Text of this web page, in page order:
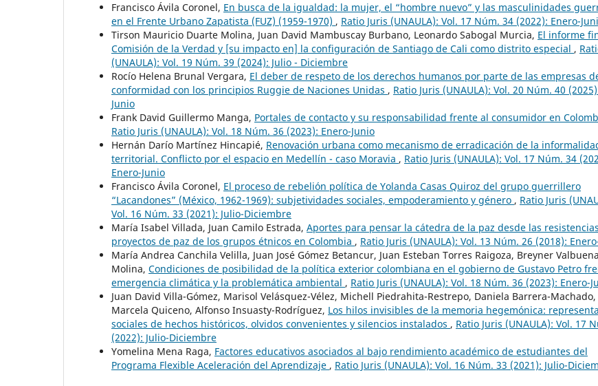
Francisco Ávila Coronel, En busca de la igualdad: la mujer, el “hombre nuevo” y las masculinidades
en el Frente Urbano Zapatista (FUZ) (1959-1970) , Ratio Juris (UNAULA): Vol. 17 Núm. 34 (2022): Enero-
Tirson Mauricio Duarte Molina, Juan David Mambuscay Burbano, Leonardo Sabogal Murcia, El informe
Comisión de la Verdad y [su impacto en] la configuración de Santiago de Cali como distrito especial ,
(UNAULA): Vol. 19 Núm. 39 (2024): Julio - Diciembre
Rocío Helena Brunal Vergara, El deber de respeto de los derechos humanos por parte de las empresas
conformidad con los principios Ruggie de Naciones Unidas , Ratio Juris (UNAULA): Vol. 20 Núm. 40
Junio
Frank David Guillermo Manga, Portales de contacto y su responsabilidad frente al consumidor en
Ratio Juris (UNAULA): Vol. 18 Núm. 36 (2023): Enero-Junio
Hernán Darío Martínez Hincapié, Renovación urbana como mecanismo de erradicación de la
territorial. Conflicto por el espacio en Medellín - caso Moravia , Ratio Juris (UNAULA): Vol. 17 Núm. 34
Enero-Junio
Francisco Ávila Coronel, El proceso de rebelión política de Yolanda Casas Quiroz del grupo guerrillero
“Lacandones” (México, 1962-1969): subjetividades sociales, empoderamiento y género , Ratio Juris
Vol. 16 Núm. 33 (2021): Julio-Diciembre
María Isabel Villada, Juan Camilo Estrada, Aportes para pensar la cátedra de la paz desde las
proyectos de paz de los grupos étnicos en Colombia , Ratio Juris (UNAULA): Vol. 13 Núm. 26 (2018):
María Andrea Canchila Velilla, Juan José Gómez Betancur, Juan Esteban Torres Raigoza, Breyner Valbuena
Molina, Condiciones de posibilidad de la política exterior colombiana en el gobierno de Gustavo Petro
emergencia climática y la problemática ambiental , Ratio Juris (UNAULA): Vol. 18 Núm. 36 (2023): Enero-
Juan David Villa-Gómez, Marisol Velásquez-Vélez, Michell Piedrahita-Restrepo, Daniela Barrera-Machado,
Marcela Quiceno, Alfonso Insuasty-Rodríguez, Los hilos invisibles de la memoria hegemónica:
sociales de hechos históricos, olvidos convenientes y silencios instalados , Ratio Juris (UNAULA): Vol. 17
(2022): Julio-Diciembre
Yomelina Mena Raga, Factores educativos asociados al bajo rendimiento académico de estudiantes del
Programa Flexible Aceleración del Aprendizaje , Ratio Juris (UNAULA): Vol. 16 Núm. 33 (2021): Julio-